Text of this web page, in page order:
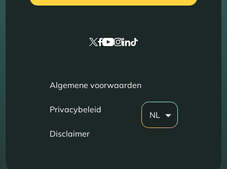
Algemene voorwaarden
Privacybeleid
Disclaimer
NL